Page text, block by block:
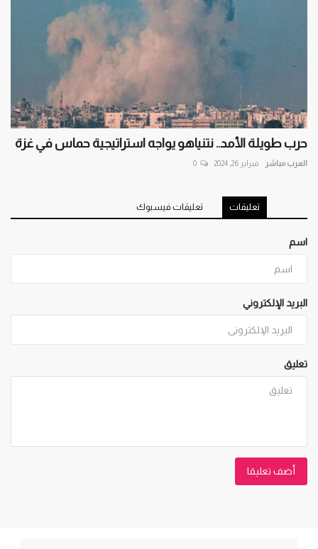
حرب طويلة الأمد.. نتنياهو يواجه استراتيجية حماس في غزة
العرب مباشر فبراير 26, 2024 0
تعليقات تعليقات فيسبوك
اسم
البريد الإلكتروني
تعليق
أضف تعليقا